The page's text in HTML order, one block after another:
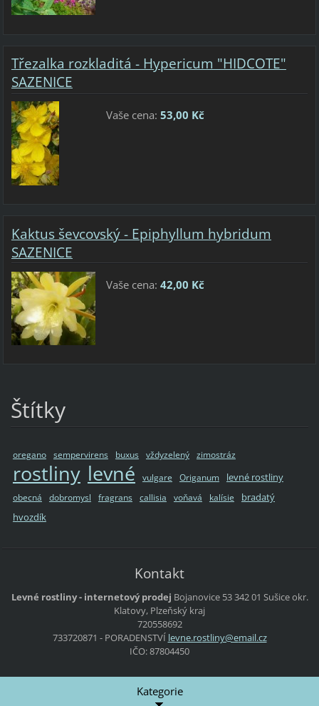
Třezalka rozkladitá - Hypericum "HIDCOTE"
SAZENICE
Vaše cena: 53,00 Kč
Kaktus ševcovský - Epiphyllum hybridum
SAZENICE
Vaše cena: 42,00 Kč
Štítky
oregano sempervirens buxus vždyzelený zimostráz
rostliny levné vulgare Origanum levné rostliny
obecná dobromysl fragrans callisia voňavá kalísie
bradatý
hvozdík
Kontakt
Levné rostliny - internetový prodej Bojanovice 53342 01 Sušiceokr.
Klatovy, Plzeňský kraj
720558692
733720871 - PORADENSTVÍ levne.rostliny@email.cz
IČO: 87804450
Kategorie